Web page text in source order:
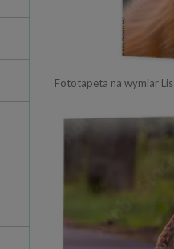
Fototapeta na wymiar Lis